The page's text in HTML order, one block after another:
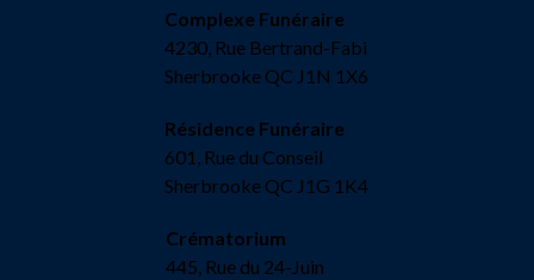
Complexe Funéraire
4230, Rue Bertrand-Fabi
Sherbrooke QC J1N 1X6
Résidence Funéraire
601, Rue du Conseil
Sherbrooke QC J1G 1K4
Crématorium
445, Rue du 24-Juin